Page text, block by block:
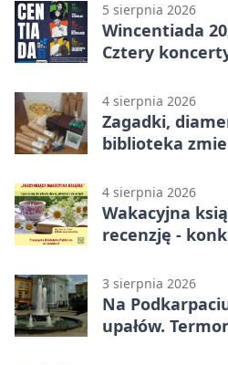
5 sierpnia 2026
Wincentiada
Cztery
4 sierpnia 2026
Zagadki,
biblioteka
4 sierpnia 2026
Wakacyjna
recenzję -
3 sierpnia 2026
Na
upałów.